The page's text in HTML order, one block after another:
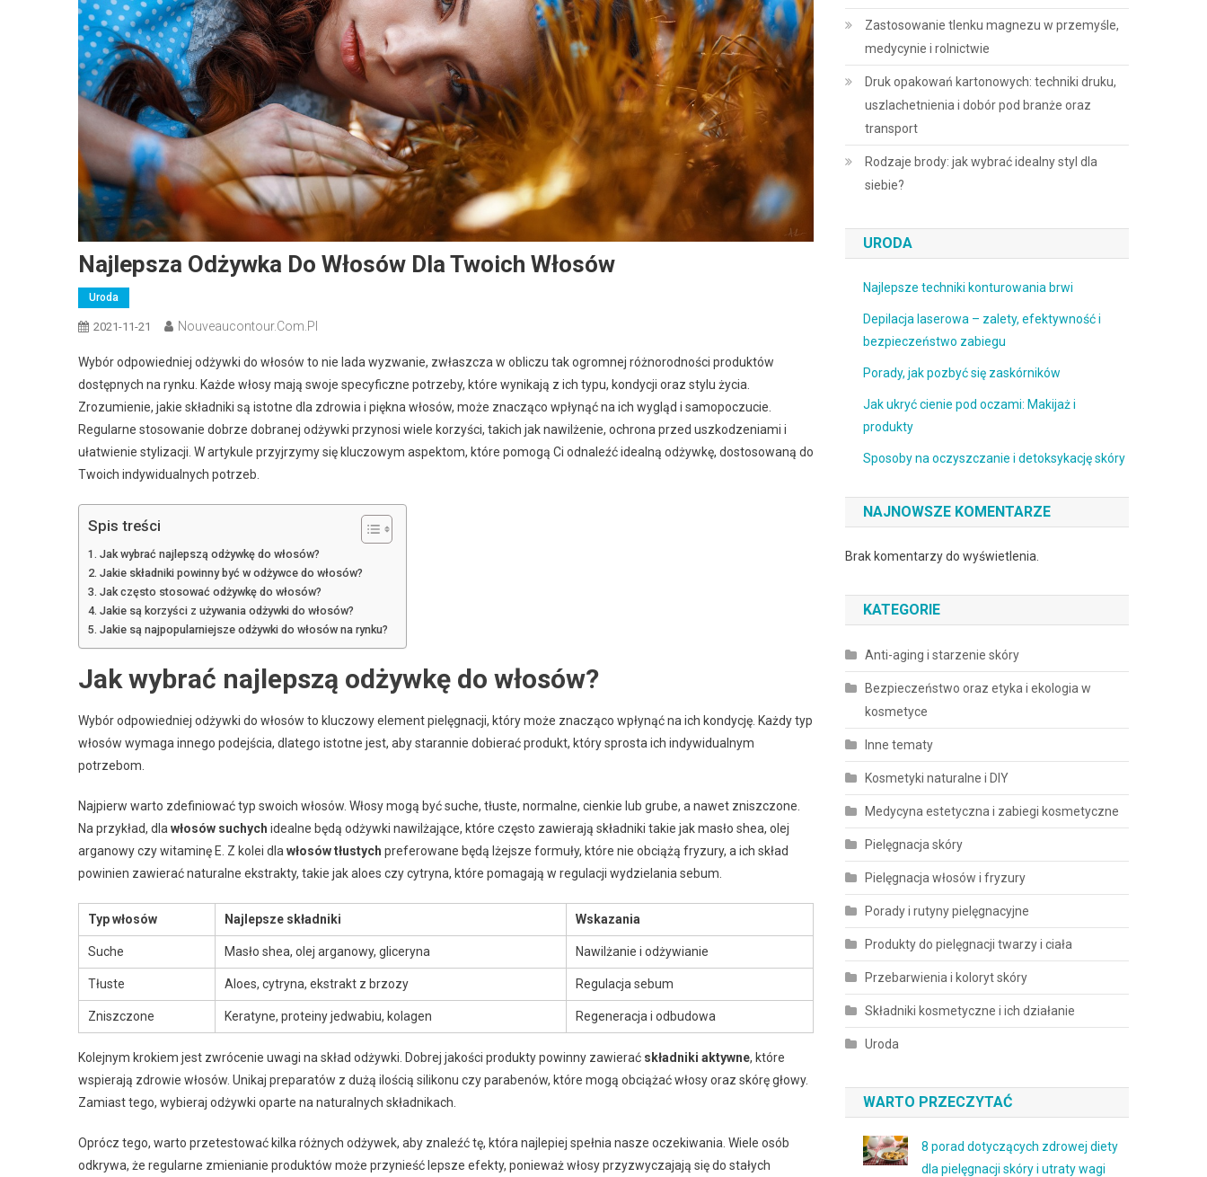
Najlepsza Odżywka Do Włosów Dla Twoich Włosów
Uroda
2021-11-21 Nouveaucontour.com.pl
Wybór odpowiedniej odżywki do włosów to nie lada wyzwanie, zwłaszcza w obliczu tak ogromnej różnorodności produktów
dostępnych na rynku. Każde włosy mają swoje specyficzne potrzeby, które wynikają z ich typu, kondycji oraz stylu życia.
Zrozumienie, jakie składniki są istotne dla zdrowia i piękna włosów, może znacząco wpłynąć na ich wygląd i samopoczucie.
Regularne stosowanie dobrze dobranej odżywki przynosi wiele korzyści, takich jak nawilżenie, ochrona przed uszkodzeniami i
ułatwienie stylizacji. W artykule przyjrzymy się kluczowym aspektom, które pomogą Ci odnaleźć idealną odżywkę, dostosowaną do
Twoich indywidualnych potrzeb.
Spis treści
Jak wybrać najlepszą odżywkę do włosów?
Jakie składniki powinny być w odżywce do włosów?
Jak często stosować odżywkę do włosów?
Jakie są korzyści z używania odżywki do włosów?
Jakie są najpopularniejsze odżywki do włosów na rynku?
Jak wybrać najlepszą odżywkę do włosów?
Wybór odpowiedniej odżywki do włosów to kluczowy element pielęgnacji, który może znacząco wpłynąć na ich kondycję. Każdy typ
włosów wymaga innego podejścia, dlatego istotne jest, aby starannie dobierać produkt, który sprosta ich indywidualnym
potrzebom.
Najpierw warto zdefiniować typ swoich włosów. Włosy mogą być suche, tłuste, normalne, cienkie lub grube, a nawet zniszczone.
Na przykład, dlawłosów suchych idealne będą odżywki nawilżające, które często zawierają składniki takie jak masło shea, olej
arganowy czy witaminę E. Z kolei dlawłosów tłustych preferowane będą lżejsze formuły, które nie obciążą fryzury, a ich skład
powinien zawierać naturalne ekstrakty, takie jak aloes czy cytryna, które pomagają w regulacji wydzielania sebum.
Typ włosów Najlepsze składniki Wskazania
Suche Masło shea, olej arganowy, gliceryna Nawilżanie i odżywianie
Tłuste Aloes, cytryna, ekstrakt z brzozy Regulacja sebum
Zniszczone Keratyne, proteiny jedwabiu, kolagen Regeneracja i odbudowa
Kolejnym krokiem jest zwrócenie uwagi na skład odżywki. Dobrej jakości produkty powinny zawierać składniki aktywne, które
wspierają zdrowie włosów. Unikaj preparatów z dużą ilością silikonu czy parabenów, które mogą obciążać włosy oraz skórę głowy.
Zamiast tego, wybieraj odżywki oparte na naturalnych składnikach.
Oprócz tego, warto przetestować kilka różnych odżywek, aby znaleźć tę, która najlepiej spełnia nasze oczekiwania. Wiele osób
odkrywa, że regularne zmienianie produktów może przynieść lepsze efekty, ponieważ włosy przyzwyczajają się do stałych
Zastosowanie tlenku magnezu w przemyśle,
medycynie i rolnictwie
Druk opakowań kartonowych: techniki druku,
uszlachetnienia i dobór pod branże oraz
transport
Rodzaje brody: jak wybrać idealny styl dla
siebie?
URODA
Najlepsze techniki konturowania brwi
Depilacja laserowa – zalety, efektywność i
bezpieczeństwo zabiegu
Porady, jak pozbyć się zaskórników
Jak ukryć cienie pod oczami: Makijaż i
produkty
Sposoby na oczyszczanie i detoksykację skóry
NAJNOWSZE KOMENTARZE
Brak komentarzy do wyświetlenia.
KATEGORIE
Anti-aging i starzenie skóry
Bezpieczeństwo oraz etyka i ekologia w
kosmetyce
Inne tematy
Kosmetyki naturalne i DIY
Medycyna estetyczna i zabiegi kosmetyczne
Pielęgnacja skóry
Pielęgnacja włosów i fryzury
Porady i rutyny pielęgnacyjne
Produkty do pielęgnacji twarzy i ciała
Przebarwienia i koloryt skóry
Składniki kosmetyczne i ich działanie
Uroda
WARTO PRZECZYTAĆ
8 porad dotyczących zdrowej diety
dla pielęgnacji skóry i utraty wagi